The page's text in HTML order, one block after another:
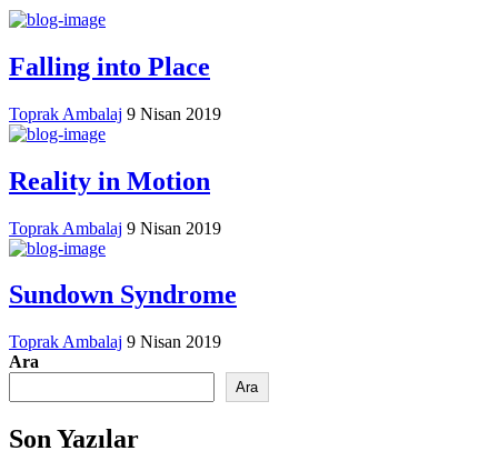
Falling into Place
Toprak Ambalaj 9 Nisan 2019
Reality in Motion
Toprak Ambalaj 9 Nisan 2019
Sundown Syndrome
Toprak Ambalaj 9 Nisan 2019
Ara
Ara
Son Yazılar